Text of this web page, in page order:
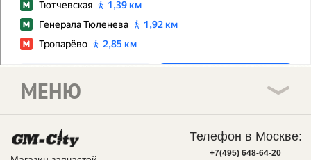
МЕНЮ
Телефон в Москве:
+7(495) 648-64-20